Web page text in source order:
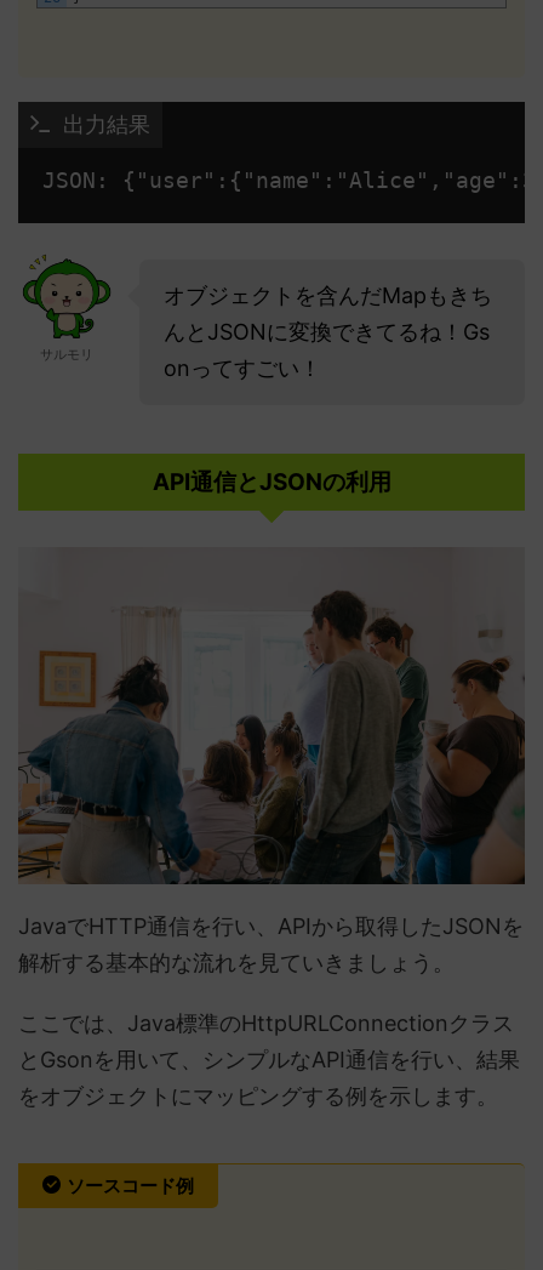
出力結果
JSON:
サルモリ
オブジェクトを含んだMapもきち
んとJSONに変換できてるね！Gs
onってすごい！
API通信とJSONの利用
JavaでHTTP通信を行い、APIから取得したJSONを
解析する基本的な流れを見ていきましょう。
ここでは、Java標準のHttpURLConnectionクラス
とGsonを用いて、シンプルなAPI通信を行い、結果
をオブジェクトにマッピングする例を示します。
ソースコード例